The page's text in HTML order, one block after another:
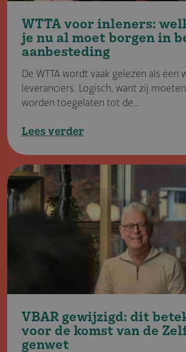
WTTA voor inleners:
je nu al moet borgen in
aanbeste­ding
De WTTA wordt vaak gelezen als een
leveranciers. Logisch, want zij
worden toegelaten tot de…
Lees verder
VBAR gewijzigd: dit
voor de komst van de
genwet